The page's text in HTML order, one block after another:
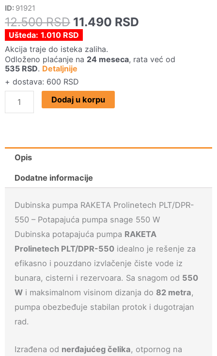
ID: 91921
12.500RSD Originalna
cena
je
bila:
12.500 RSD.
11.490 RSD
11.490 RSD.
Ušteda: 1.010 RSD
Akcija traje do isteka zaliha.
Odloženo plaćanje na 24 meseca, rata već od
535 RSD. Detaljnije
+ dostava: 600 RSD
PROLINETCH
Dubinska
PLT/DPR-
Dodaj u korpu
Opis
Dodatne informacije
Dubinska pumpa RAKETA Prolinetech PLT/DPR-
550 – Potapajuća pumpa snage 550 W
Dubinska potapajuća pumpa RAKETA
Prolinetech PLT/DPR-550 idealno je rešenje za
efikasno i pouzdano izvlačenje čiste vode iz
bunara, cisterni i rezervoara. Sa snagom od 550
W i maksimalnom visinom dizanja do 82 metra,
pumpa obezbeđuje stabilan protok i dugotrajan
rad.
Izrađena od nerđajućeg čelika, otpornog na